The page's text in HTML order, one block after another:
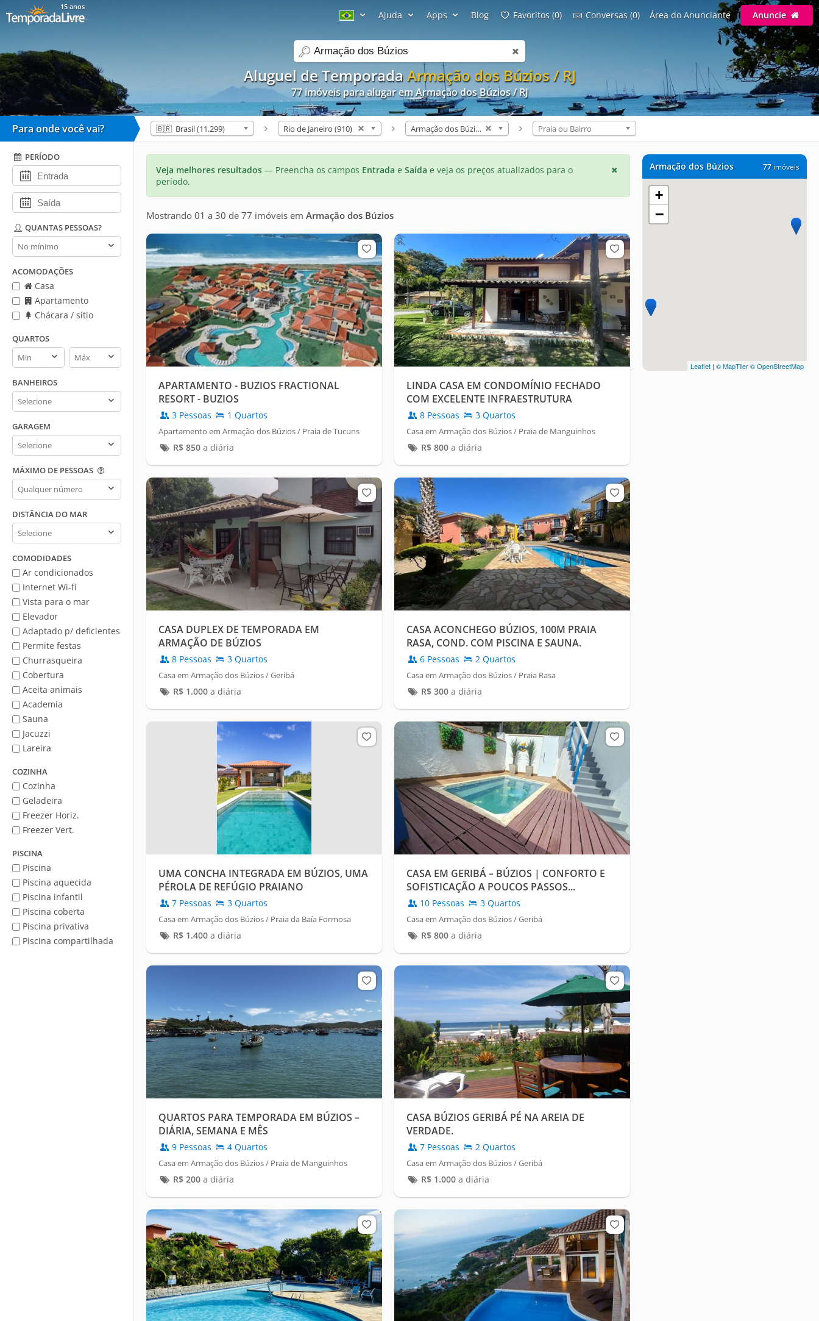
Aluguel de TemporadaArmação dos Búzios / RJ
77 imóveis para alugar em Armação dos Búzios / RJ
search
15 anos
Ajuda Apps Blog Favoritos (0) Conversas (0) Área do Anunciante Anuncie
Para onde você vai? 🇧🇷 Brasil (11.299) Rio de Janeiro (910) Armação dos Búzios (77) Praia ou Bairro
PERÍODO
QUANTAS PESSOAS?
Quantas
pessoas?
ACOMODAÇÕES
Casa
Apartamento
Chácara / sítio
QUARTOS
Quartos
min
Quartos
max
BANHEIROS
Banheiros
GARAGEM
Garagem
MÁXIMO DE PESSOAS
Máximo
de
pessoas
DISTÂNCIA DO MAR
Distância
do
Mar
COMODIDADES
Ar condicionados
Internet Wi-fi
Vista para o mar
Elevador
Adaptado p/ deficientes
Permite festas
Churrasqueira
Cobertura
Aceita animais
Academia
Sauna
Jacuzzi
Lareira
COZINHA
Cozinha
Geladeira
Freezer Horiz.
Freezer Vert.
PISCINA
Piscina
Piscina aquecida
Piscina infantil
Piscina coberta
Piscina privativa
Piscina compartilhada
77imóveis
Armação dos Búzios
+
−
Leaflet | © MapTiler© OpenStreetMap
Veja melhores resultados — Preencha os campos Entrada e Saída e veja os preços atualizados para o
período.
Mostrando 01 a 30 de 77 imóveis em Armação dos Búzios
APARTAMENTO - BUZIOS FRACTIONAL
RESORT - BUZIOS
3 Pessoas 1 Quartos
Apartamento em Armação dos Búzios / Praia de Tucuns
R$ 850a diária
LINDA CASA EM CONDOMÍNIO FECHADO
COM EXCELENTE INFRAESTRUTURA
8 Pessoas 3 Quartos
Casa em Armação dos Búzios / Praia de Manguinhos
R$ 800a diária
CASA DUPLEX DE TEMPORADA EM
ARMAÇÃO DE BÚZIOS
8 Pessoas 3 Quartos
Casa em Armação dos Búzios / Geribá
R$ 1.000a diária
CASA ACONCHEGO BÚZIOS, 100M PRAIA
RASA, COND. COM PISCINA E SAUNA.
6 Pessoas 2 Quartos
Casa em Armação dos Búzios / Praia Rasa
R$ 300a diária
UMA CONCHA INTEGRADA EM BÚZIOS, UMA
PÉROLA DE REFÚGIO PRAIANO
7 Pessoas 3 Quartos
Casa em Armação dos Búzios / Praia da Baía Formosa
R$ 1.400a diária
CASA EM GERIBÁ – BÚZIOS | CONFORTO E
SOFISTICAÇÃO A POUCOS PASSOS...
10 Pessoas 3 Quartos
Casa em Armação dos Búzios / Geribá
R$ 800a diária
QUARTOS PARA TEMPORADA EM BÚZIOS –
DIÁRIA, SEMANA E MÊS
9 Pessoas 4 Quartos
Casa em Armação dos Búzios / Praia de Manguinhos
R$ 200a diária
CASA BÚZIOS GERIBÁ PÉ NA AREIA DE
VERDADE.
7 Pessoas 2 Quartos
Casa em Armação dos Búzios / Geribá
R$ 1.000a diária